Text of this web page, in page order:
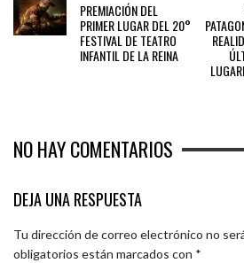
PREMIACIÓN DEL
PRIMER LUGAR DEL 20°
FESTIVAL DE TEATRO
INFANTIL DE LA REINA
NO HAY COMENTARIOS
DEJA UNA RESPUESTA
Tu dirección de correo electrónico no
obligatorios están marcados con *